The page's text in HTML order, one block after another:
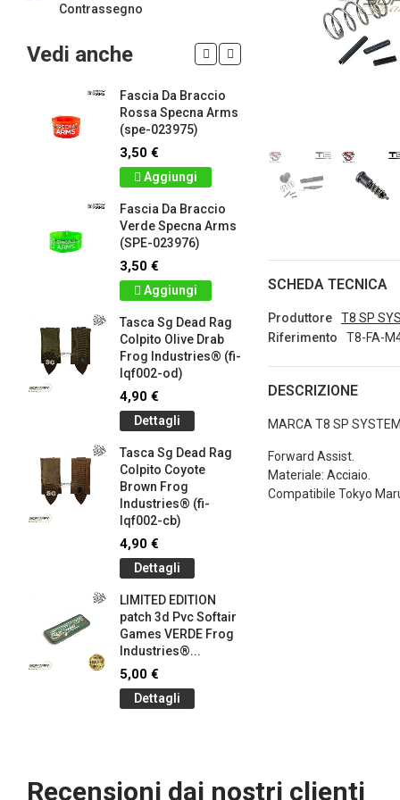
SCHEDA TECNICA
Produttore
T8 SP
Riferimento
T8-FA-
DESCRIZIONE
MARCA T8 SP SYSTEM
Forward Assist.
Materiale: Acciaio.
Compatibile Tokyo
Contrassegno
Vedi anche
Fascia Da Braccio
Rossa Specna Arms
(spe-023975)
3,50 €
Aggiungi
Fascia Da Braccio
Verde Specna Arms
(SPE-023976)
3,50 €
Aggiungi
Tasca Sg Dead Rag
Colpito Olive Drab
Frog Industries® (fi-
lqf002-od)
4,90 €
Dettagli
Tasca Sg Dead Rag
Colpito Coyote
Brown Frog
Industries® (fi-
lqf002-cb)
4,90 €
Dettagli
LIMITED EDITION
patch 3d Pvc Softair
Games VERDE Frog
Industries®...
5,00 €
Dettagli
5,00 €
Dettagli
lq2402-
d.c.
4,90 €
Silicone
Recensioni dai nostri clienti